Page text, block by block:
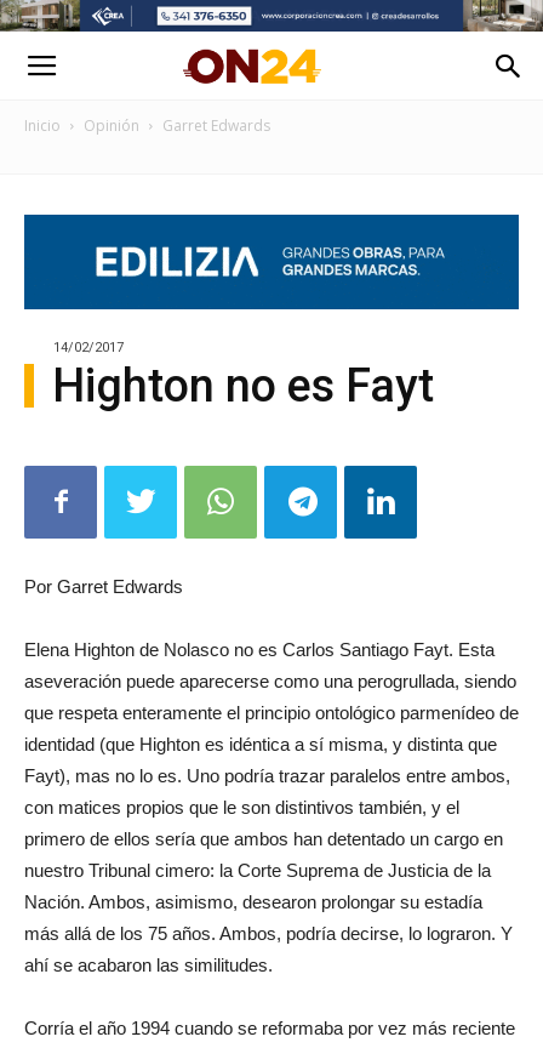
Inicio Opinión Garret Edwards
14/02/2017
Highton no es Fayt
Por Garret Edwards
Elena Highton de Nolasco no es Carlos Santiago Fayt. Esta
aseveración puede aparecerse como una perogrullada, siendo
que respeta enteramente el principio ontológico parmenídeo de
identidad (que Highton es idéntica a sí misma, y distinta que
Fayt), mas no lo es. Uno podría trazar paralelos entre ambos,
con matices propios que le son distintivos también, y el
primero de ellos sería que ambos han detentado un cargo en
nuestro Tribunal cimero: la Corte Suprema de Justicia de la
Nación. Ambos, asimismo, desearon prolongar su estadía
más allá de los 75 años. Ambos, podría decirse, lo lograron. Y
ahí se acabaron las similitudes.
Corría el año 1994 cuando se reformaba por vez más reciente